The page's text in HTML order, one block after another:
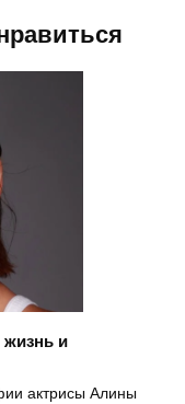
жизнь и
актрисы Алины